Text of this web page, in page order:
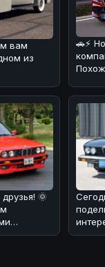
вам
из
🚗⚡
🌞
о
мира